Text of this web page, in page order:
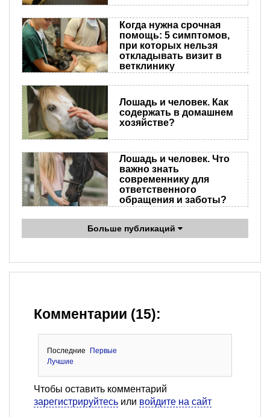
Когда нужна срочная
помощь: 5 симптомов,
при которых нельзя
откладывать визит в
ветклинику
Лошадь и человек. Как
содержать в домашнем
хозяйстве?
Лошадь и человек. Что
важно знать
современнику для
ответственного
обращения и заботы?
Больше публикаций
Комментарии (15):
Последние
Первые
Лучшие
Чтобы оставить комментарий
зарегистрируйтесь или войдите на сайт